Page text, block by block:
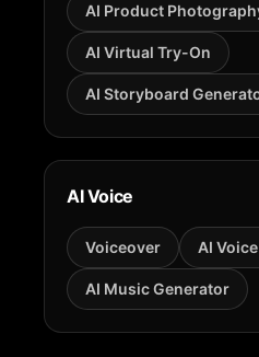
AI Product
AI Virtual Try-On
AI Storyboard
AI Voice
Voiceover AI
AI Music Generator